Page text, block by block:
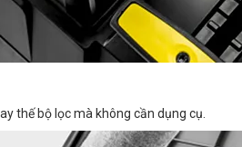
thế bộ lọc mà không cần dụng cụ.